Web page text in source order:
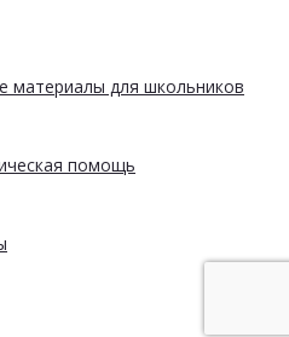
материалы для школьников
помощь